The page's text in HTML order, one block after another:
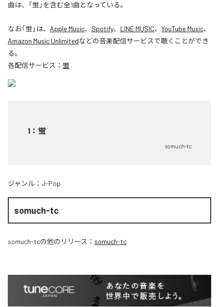
曲は、「蛍」を含む全1曲となっている。
なお「蛍 」は、 Apple Music、 Spotify、 LINE MUSIC、 YouTube Music、
Amazon Music Unlimitedなどの音楽配信サービスで聴くことができ
る。
各配信サービス： 蛍
1 ： 蛍
somuch-tc
ジャンル： J-Pop
somuch-tc
somuch-tcの他のリリース： somuch-tc